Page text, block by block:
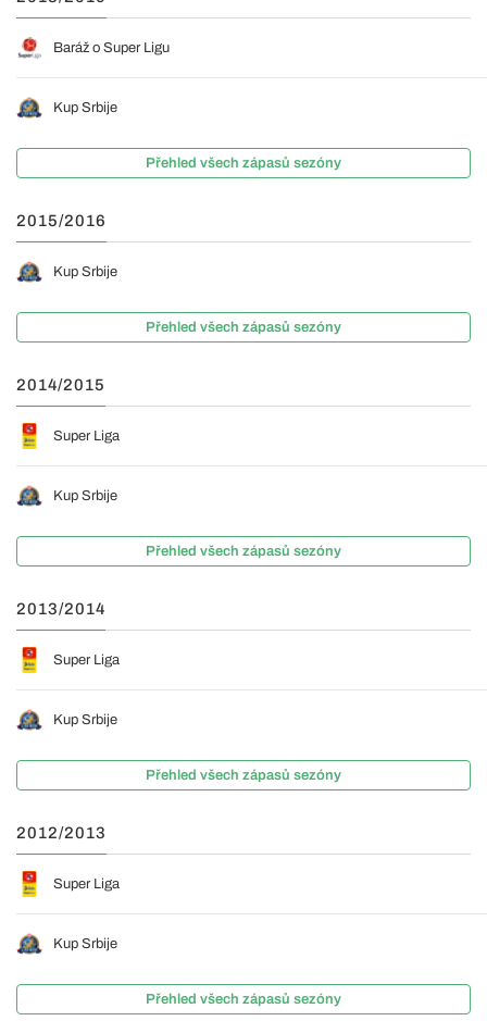
Baráž o Super Ligu
Kup Srbije
Přehled všech zápasů sezóny
2015/2016
Kup Srbije
Přehled všech zápasů sezóny
2014/2015
Super Liga
Kup Srbije
Přehled všech zápasů sezóny
2013/2014
Super Liga
Kup Srbije
Přehled všech zápasů sezóny
2012/2013
Super Liga
Kup Srbije
Přehled všech zápasů sezóny